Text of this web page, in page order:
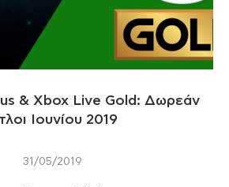
& Xbox Live Gold: Δωρεάν
Ιουνίου 2019
31/05/2019